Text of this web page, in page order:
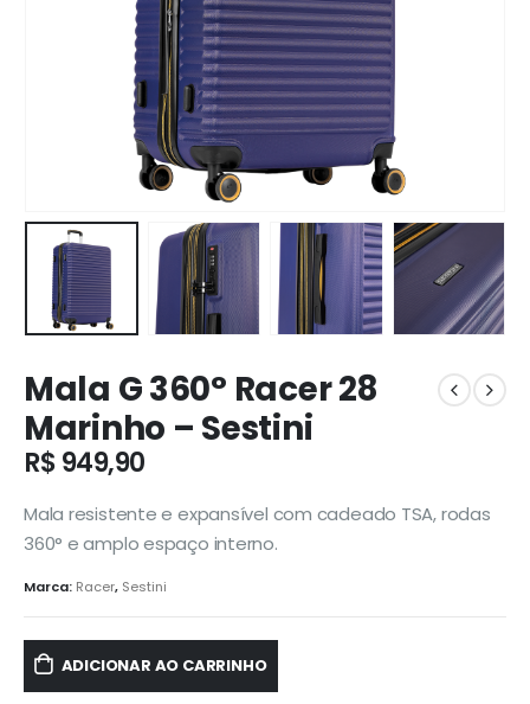
Mala G 360° Racer 28
Marinho – Sestini
R$949,90
Mala resistente e expansível com cadeado TSA, rodas
360° e amplo espaço interno.
Marca: Racer, Sestini
ADICIONAR AO CARRINHO